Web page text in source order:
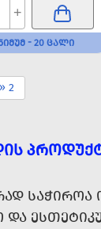
+
- 20 ᲪᲐᲚᲘ
» 2
ᲡᲐᲭᲘᲠᲝᲐ